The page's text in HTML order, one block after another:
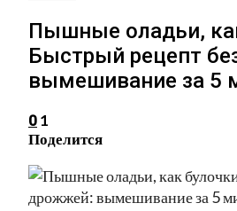
Пышные оладьи,
Быстрый рецепт
вымешивание за 5
0 1
Поделится